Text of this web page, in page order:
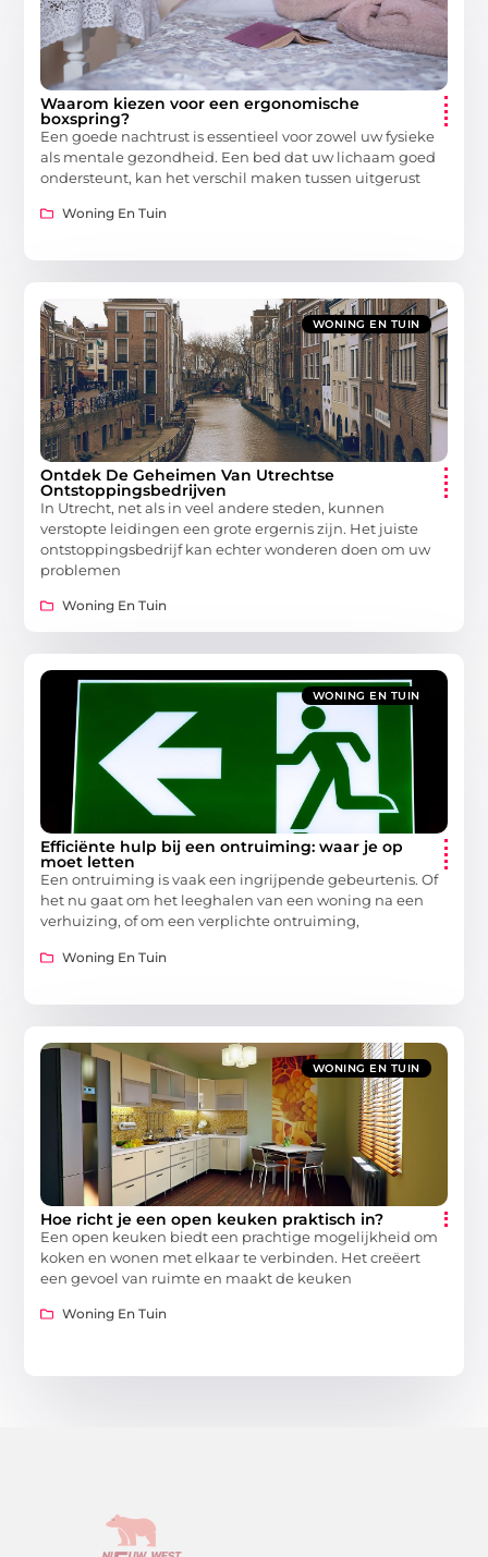
Waarom kiezen voor een ergonomische
boxspring?
Een goede nachtrust is essentieel voor zowel uw fysieke
als mentale gezondheid. Een bed dat uw lichaam goed
ondersteunt, kan het verschil maken tussen uitgerust
Woning En Tuin
WONING EN TUIN
Ontdek De Geheimen Van Utrechtse
Ontstoppingsbedrijven
In Utrecht, net als in veel andere steden, kunnen
verstopte leidingen een grote ergernis zijn. Het juiste
ontstoppingsbedrijf kan echter wonderen doen om uw
problemen
Woning En Tuin
WONING EN TUIN
Efficiënte hulp bij een ontruiming: waar je op
moet letten
Een ontruiming is vaak een ingrijpende gebeurtenis. Of
het nu gaat om het leeghalen van een woning na een
verhuizing, of om een verplichte ontruiming,
Woning En Tuin
WONING EN TUIN
Hoe richt je een open keuken praktisch in?
Een open keuken biedt een prachtige mogelijkheid om
koken en wonen met elkaar te verbinden. Het creëert
een gevoel van ruimte en maakt de keuken
Woning En Tuin